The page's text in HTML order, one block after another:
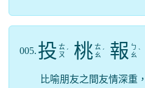
005. 投 ㄊ
ㄡ ˊ 桃 ㄊ
ㄠ ˊ 報 ㄅ
ㄠ ˋ
比喻朋友之間友情深重